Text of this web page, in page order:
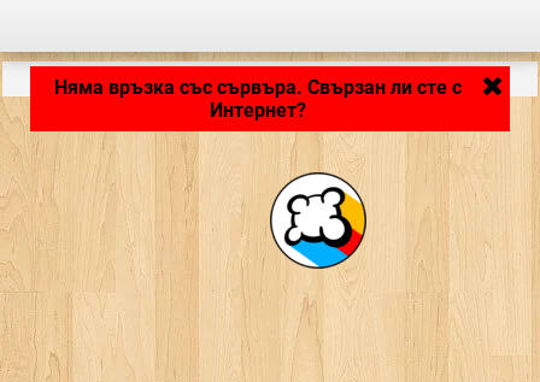
Зареждане на приложението... ...